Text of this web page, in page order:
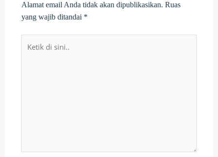
Alamat email Anda tidak akan dipublikasikan. Ruas
yang wajib ditandai *